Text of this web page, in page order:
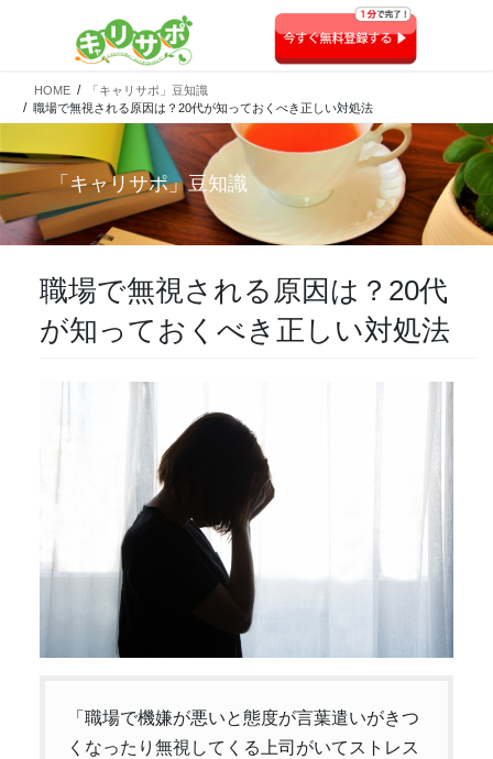
HOME
「キャリサポ」豆知識
職場で無視される原因は？20代が知っておくべき正しい対処法
「キャリサポ」豆知識
職場で無視される原因は？20代
が知っておくべき正しい対処法
「職場で機嫌が悪いと態度が言葉遣いがきつ
くなったり無視してくる上司がいてストレス